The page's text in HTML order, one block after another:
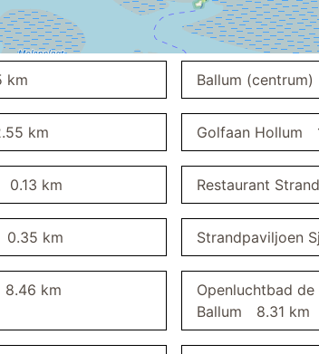
oplaadmoglijkheid voor e-fietsen
strand
balkonmeubilair
stofzuiger
km Ballum (centrum)
km Golfaan Hollum
0.13 km Restaurant
0.35 km Strandpaviljoen
8.46 km
Openluchtbad de
Ballum
8.31 km